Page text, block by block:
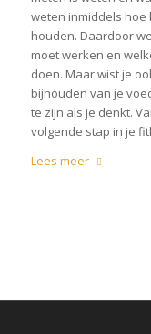
weten inmiddels hoe
houden. Daardoor
moet werken en
doen. Maar wist je
bijhouden van je
te zijn als je denkt.
volgende stap in je
Lees meer